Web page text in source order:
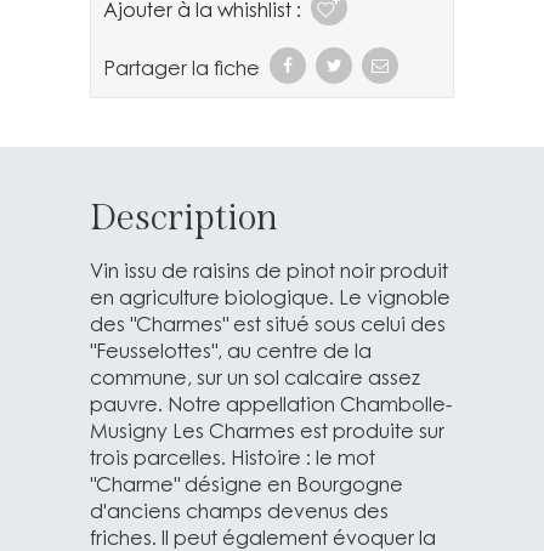
Ajouter à la whishlist :
Partager la fiche
Description
Vin issu de raisins de pinot noir produit
en agriculture biologique. Le vignoble
des "Charmes" est situé sous celui des
"Feusselottes", au centre de la
commune, sur un sol calcaire assez
pauvre. Notre appellation Chambolle-
Musigny Les Charmes est produite sur
trois parcelles. Histoire : le mot
"Charme" désigne en Bourgogne
d'anciens champs devenus des
friches. Il peut également évoquer la